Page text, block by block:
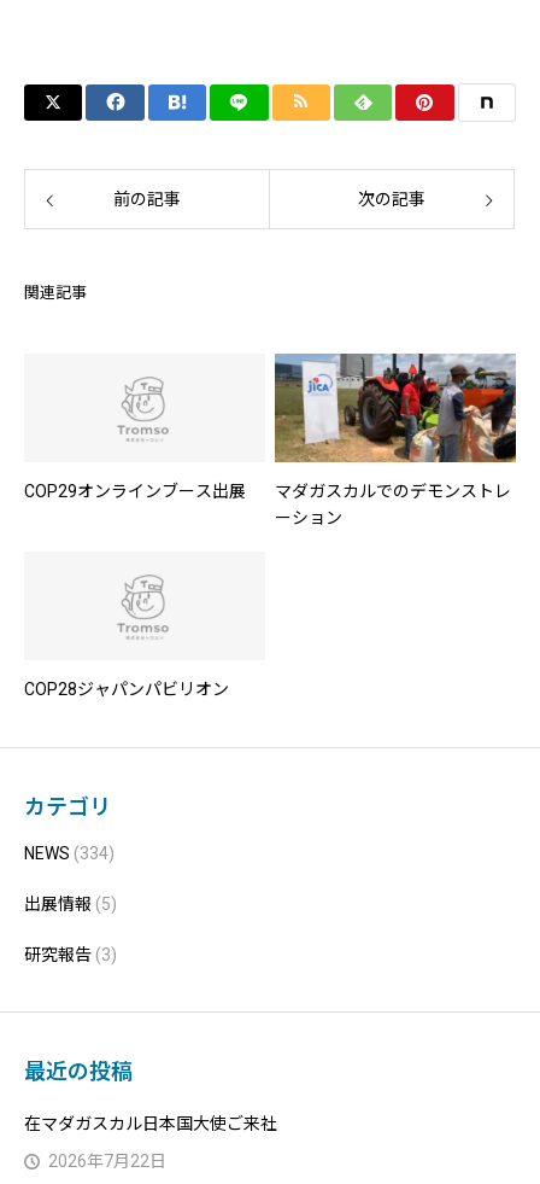
前の記事 次の記事
関連記事
COP29オンラインブース出展
マダガスカルでのデモンストレ
ーション
COP28ジャパンパビリオン
カテゴリ
NEWS (334)
出展情報 (5)
研究報告 (3)
最近の投稿
在マダガスカル日本国大使ご来社
2026年7月22日